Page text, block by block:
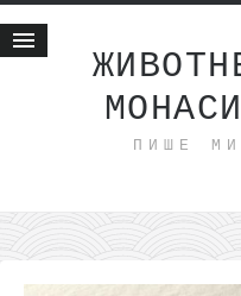
ПИШЕ
Животне приче
интернет пословање
исхраном до здравља